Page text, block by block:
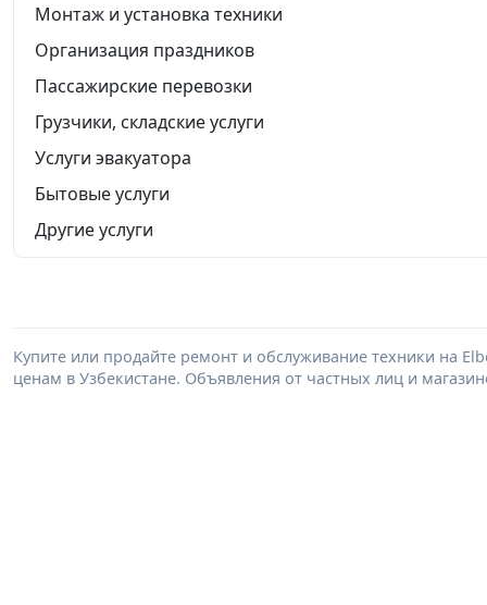
Монтаж и установка техники
Организация праздников
Пассажирские перевозки
Грузчики, складские услуги
Услуги эвакуатора
Бытовые услуги
Другие услуги
Купите или продайте ремонт и обслуживание техники на
ценам в Узбекистане. Объявления от частных лиц и